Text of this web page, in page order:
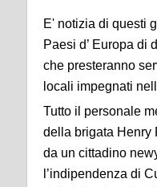
E' notizia di questi
Paesi d’ Europa di
che presteranno
locali impegnati
Tutto il personale
della brigata Henry
da un cittadino
l’indipendenza di